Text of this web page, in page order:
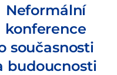
Neformální
konference
současnosti
budoucnosti